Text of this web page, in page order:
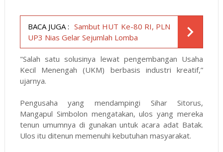
BACA JUGA : Sambut HUT Ke-80 RI, PLN
UP3 Nias Gelar Sejumlah Lomba
"Salah satu solusinya lewat pengembangan Usaha
Kecil Menengah (UKM) berbasis industri kreatif,”
ujarnya.
Pengusaha yang mendampingi Sihar Sitorus,
Mangapul Simbolon mengatakan, ulos yang mereka
tenun umumnya di gunakan untuk acara adat Batak.
Ulos itu ditenun memenuhi kebutuhan masyarakat.